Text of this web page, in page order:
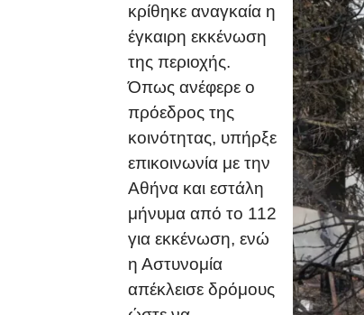
κρίθηκε αναγκαία η
έγκαιρη εκκένωση
της περιοχής.
Όπως ανέφερε ο
πρόεδρος της
κοινότητας, υπήρξε
επικοινωνία με την
Αθήνα και εστάλη
μήνυμα από το 112
για εκκένωση, ενώ
η Αστυνομία
απέκλεισε δρόμους